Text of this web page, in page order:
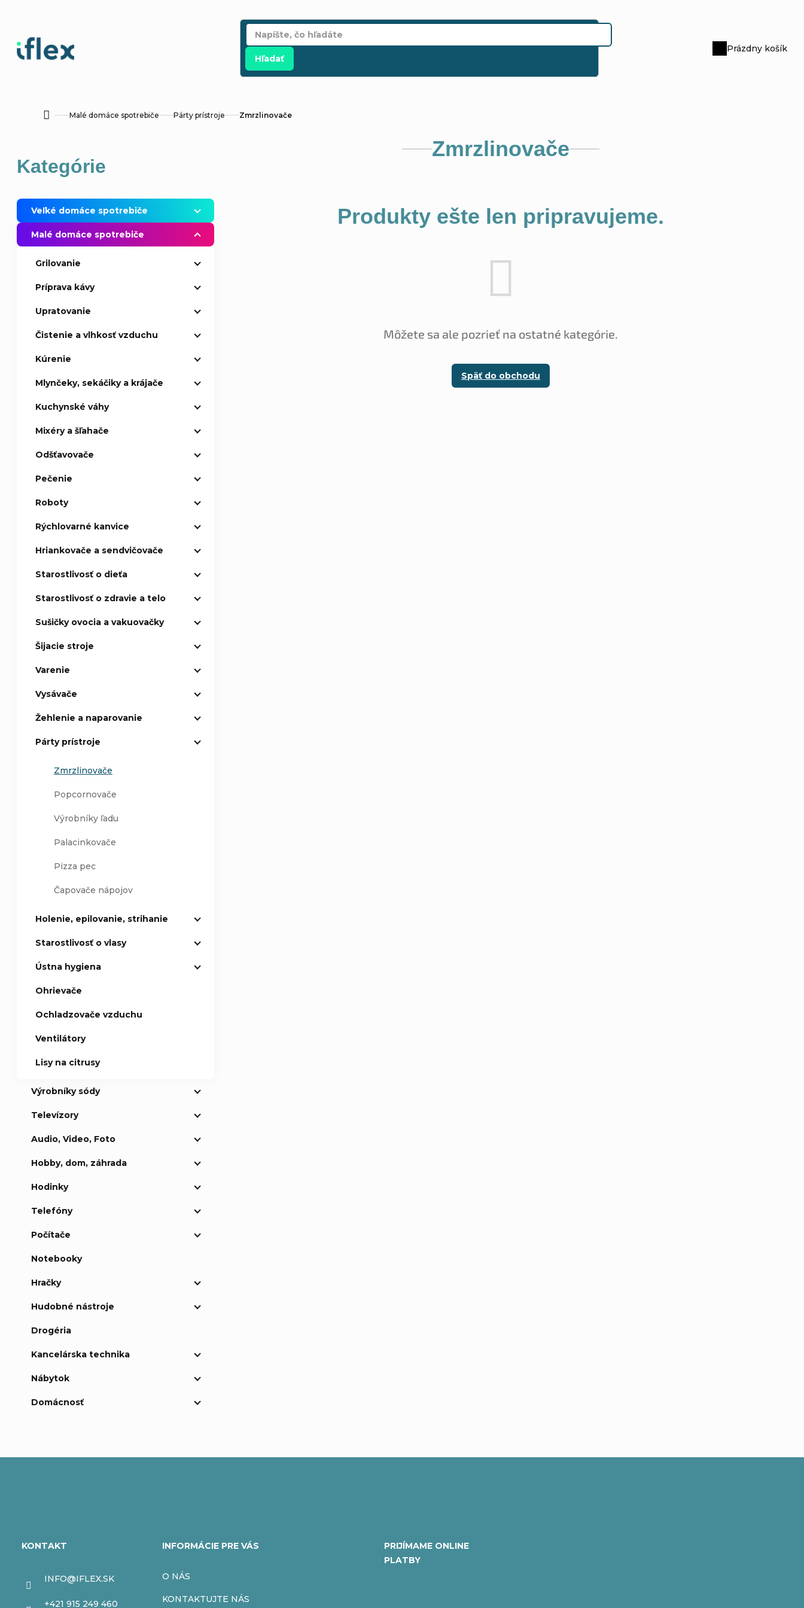
Hľadať
Nákupný
Prázdny košík
DomovMalé domáce spotrebiče Párty prístroje Zmrzlinovače
o
č
n
Preskočiť
kategórie
Kategórie
Veľké domáce spotrebiče
Malé domáce spotrebiče
Grilovanie
Príprava kávy
Upratovanie
Čistenie a vlhkosť vzduchu
Kúrenie
Mlynčeky, sekáčiky a krájače
Kuchynské váhy
Mixéry a šľahače
Odšťavovače
Pečenie
Roboty
Rýchlovarné kanvice
Hriankovače a sendvičovače
Starostlivosť o dieťa
Starostlivosť o zdravie a telo
Sušičky ovocia a vakuovačky
Šijacie stroje
Varenie
Vysávače
Žehlenie a naparovanie
Párty prístroje
Zmrzlinovače
Popcornovače
Výrobníky ľadu
Palacinkovače
Pizza pec
Čapovače nápojov
Holenie, epilovanie, strihanie
Starostlivosť o vlasy
Ústna hygiena
Ohrievače
Ochladzovače vzduchu
Ventilátory
Lisy na citrusy
Výrobníky sódy
Televízory
Audio, Video, Foto
Hobby, dom, záhrada
Hodinky
Telefóny
Počítače
Notebooky
Hračky
Hudobné nástroje
Drogéria
Kancelárska technika
Nábytok
Domácnosť
Zmrzlinovače
Produkty ešte len pripravujeme.
Môžete sa ale pozrieť na ostatné kategórie.
Späť do obchodu
KONTAKT
INFO@IFLEX.SK
+421 915 249 460
INFORMÁCIE PRE VÁS
O NÁS
KONTAKTUJTE NÁS
PRIJÍMAME ONLINE
PLATBY